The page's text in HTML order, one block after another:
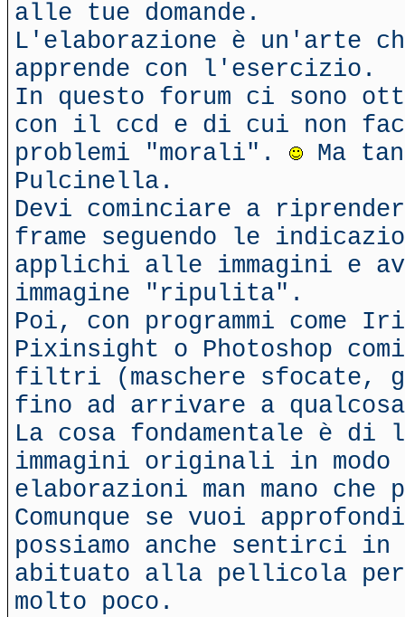
alle tue domande.
L'elaborazione è un'arte
apprende con l'esercizio.
In questo forum ci sono
con il ccd e di cui non
problemi "morali".
Ma
Pulcinella.
Devi cominciare a
frame seguendo le
applichi alle immagini e
immagine "ripulita".
Poi, con programmi come
Pixinsight o Photoshop
filtri (maschere sfocate,
fino ad arrivare a
La cosa fondamentale è di
immagini originali in modo
elaborazioni man mano
Comunque se vuoi
possiamo anche sentirci
abituato alla pellicola
molto poco.